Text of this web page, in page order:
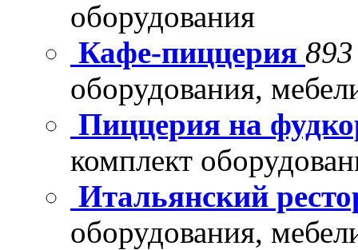
оборудования
Кафе-пиццерия
оборудования,
Пиццерия на
комплект
Итальянский
оборудования,